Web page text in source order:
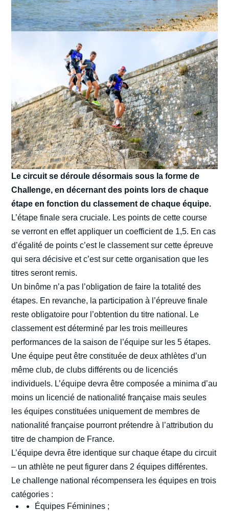
Le circuit se déroule désormais sous la forme de
Challenge, en décernant des points lors de chaque
étape en fonction du classement de chaque équipe.
L’étape finale sera cruciale. Les points de cette course
se verront en effet appliquer un coefficient de 1,5. En cas
d’égalité de points c’est le classement sur cette épreuve
qui sera décisive et c’est sur cette organisation que les
titres seront remis.
Un binôme n’a pas l’obligation de faire la totalité des
étapes. En revanche, la participation à l’épreuve finale
reste obligatoire pour l’obtention du titre national. Le
classement est déterminé par les trois meilleures
performances de la saison de l’équipe sur les 5 étapes.
Une équipe peut être constituée de deux athlètes d’un
même club, de clubs différents ou de licenciés
individuels. L’équipe devra être composée a minima d’au
moins un licencié de nationalité française mais seules
les équipes constituées uniquement de membres de
nationalité française pourront prétendre à l’attribution du
titre de champion de France.
L’équipe devra être identique sur chaque étape du circuit
– un athlète ne peut figurer dans 2 équipes différentes.
Le challenge national récompensera les équipes en trois
catégories :
Équipes Féminines ;